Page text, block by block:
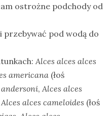
ostrożne podchody od
pod wodą do
Alces alces alces
americana (łoś
andersoni, Alces alces
Alces alces cameloides (łoś